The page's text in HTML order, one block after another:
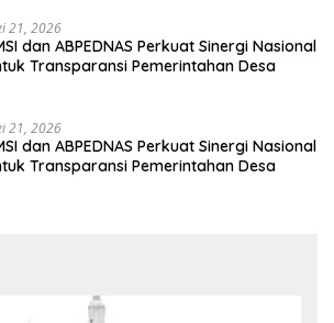
21, 2026
dan ABPEDNAS Perkuat Sinergi Nasional
Transparansi Pemerintahan Desa
21, 2026
dan ABPEDNAS Perkuat Sinergi Nasional
Transparansi Pemerintahan Desa